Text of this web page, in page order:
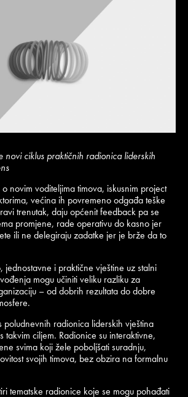
novi ciklus praktičnih radionica liderskih
novim voditeljima timova, iskusnim project
većina ih povremeno odgađa teške
trenutak, daju općenit feedback pa se
promjene, rade operativu do kasno jer
ili ne delegiraju zadatke jer je brže da to
jednostavne i praktične vještine uz stalni
mogu učiniti veliku razliku za
– od dobrih rezultata do dobre
poludnevnih radionica liderskih vještina
takvim ciljem. Radionice su interaktivne,
svima koji žele poboljšati suradnju,
svojih timova, bez obzira na formalnu
tematske radionice koje se mogu pohađati